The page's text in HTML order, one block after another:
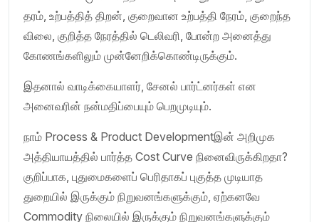
தரம், உற்பத்தித் திறன், குறைவான உற்பத்தி நேரம், குறைந்த
விலை, குறித்த நேரத்தில் டெலிவரி, போன்ற அனைத்து
கோணங்களிலும் முன்னேறிக்கொண்டிருக்கும்.
இதனால் வாடிக்கையாளர், சேனல் பார்ட்னர்கள் என
அனைவரின் நன்மதிப்பையும் பெறமுடியும்.
நாம் Process & Product Developmentஇன் அறிமுக
அத்தியாயத்தில் பார்த்த Cost Curve நினைவிருக்கிறதா?
குறிப்பாக, புதுமைகளைப் பெரிதாகப் புகுத்த முடியாத
துறையில் இருக்கும் நிறுவனங்களுக்கும், ஏற்கனவே
Commodity நிலையில் இருக்கும் நிறுவனங்களுக்கும்